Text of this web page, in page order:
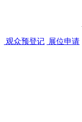
观众预登记 展位申请